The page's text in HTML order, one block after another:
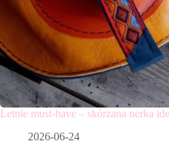
Letnie must-have – skórzana nerka
2026-06-24